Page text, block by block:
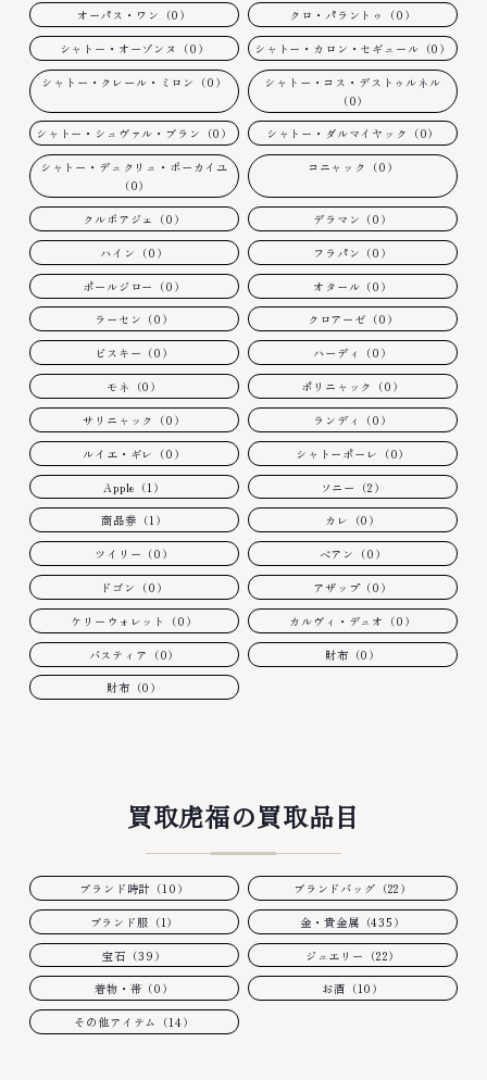
オーパス・ワン（0） クロ・パラントゥ（0）
シャトー・オーゾンヌ（0） シャトー・カロン・セギュール（0）
シャトー・クレール・ミロン（0）
シャトー・コス・デストゥルネル
（0）
シャトー・シュヴァル・ブラン（0） シャトー・ダルマイヤック（0）
シャトー・デュクリュ・ボーカイユ
（0）
コニャック（0）
クルボアジェ（0） デラマン（0）
ハイン（0） フラパン（0）
ポールジロー（0） オタール（0）
ラーセン（0） クロアーゼ（0）
ビスキー（0） ハーディ（0）
モネ（0） ポリニャック（0）
サリニャック（0） ランディ（0）
ルイエ・ギレ（0） シャトーポーレ（0）
Apple（1） ソニー（2）
商品券（1） カレ（0）
ツイリー（0） ベアン（0）
ドゴン（0） アザップ（0）
ケリーウォレット（0） カルヴィ・デュオ（0）
バスティア（0） 財布（0）
財布（0）
買取虎福の買取品目
ブランド時計（10） ブランドバッグ（22）
ブランド服（1） 金・貴金属（435）
宝石（39） ジュエリー（22）
着物・帯（0） お酒（10）
その他アイテム（14）